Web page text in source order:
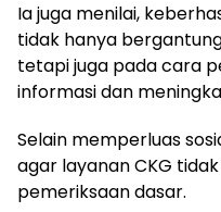
Ia juga menilai,
tidak hanya
tetapi juga pada cara
informasi dan
Selain memperluas
agar layanan CKG
pemeriksaan dasar.